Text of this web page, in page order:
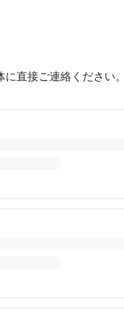
直接ご連絡ください。